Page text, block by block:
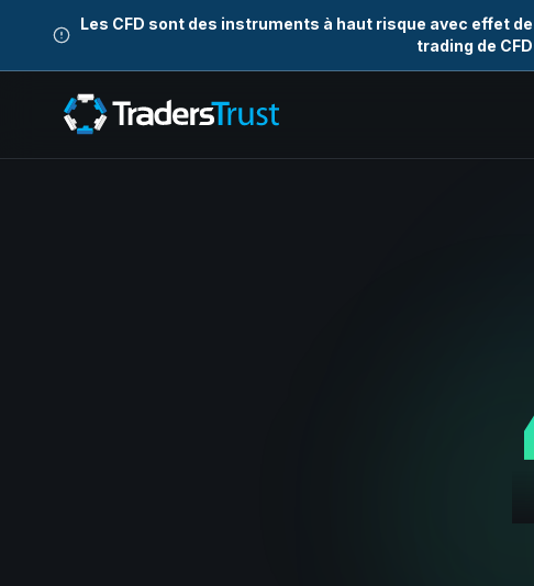
Les CFD sont des instruments à haut risque avec effet
trading de